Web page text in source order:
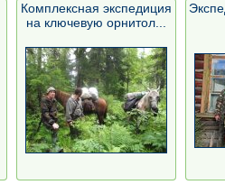
Комплексная экспедиция
на ключевую орнитол...